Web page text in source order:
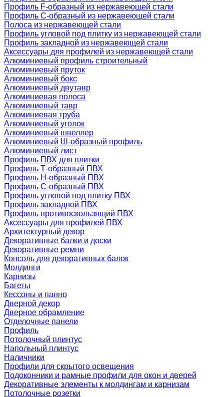
Профиль F-образный из нержавеющей стали
Профиль C-образный из нержавеющей стали
Полоса из нержавеющей стали
Профиль угловой под плитку из нержавеющей стали
Профиль закладной из нержавеющей стали
Аксессуары для профилей из нержавеющей стали
Алюминиевый профиль строительный
Алюминиевый пруток
Алюминиевый бокс
Алюминиевый двутавр
Алюминиевая полоса
Алюминиевый тавр
Алюминиевая труба
Алюминиевый уголок
Алюминиевый швеллер
Алюминиевый Ш-образный профиль
Алюминиевый лист
Профиль ПВХ для плитки
Профиль Т-образный ПВХ
Профиль H-образный ПВХ
Профиль C-образный ПВХ
Профиль угловой под плитку ПВХ
Профиль закладной ПВХ
Профиль противоскользящий ПВХ
Аксессуары для профилей ПВХ
Архитектурный декор
Декоративные балки и доски
Декоративные ремни
Консоль для декоративных балок
Молдинги
Карнизы
Багеты
Кессоны и панно
Дверной декор
Дверное обрамление
Отделочные панели
Профиль
Потолочный плинтус
Напольный плинтус
Наличники
Профили для скрытого освещения
Подоконники и рамные профили для окон и дверей
Декоративные элементы к молдингам и карнизам
Потолочные розетки